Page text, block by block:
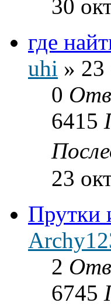
30
где
uhi » 23
0
6415
23
Прутки
2
6745